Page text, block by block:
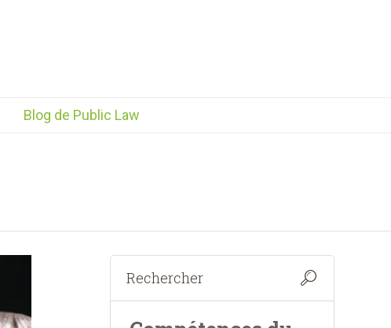
Blog de Public Law